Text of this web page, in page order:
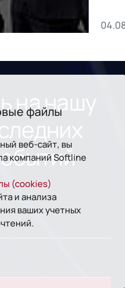
на нашу
файлы
веб-сайт, вы
компаний Softline
(cookies)
и анализа
ваших учетных